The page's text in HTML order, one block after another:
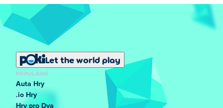
Let the world play
POPULÁRNÍ
Auta Hry
.io Hry
Hry pro Dva